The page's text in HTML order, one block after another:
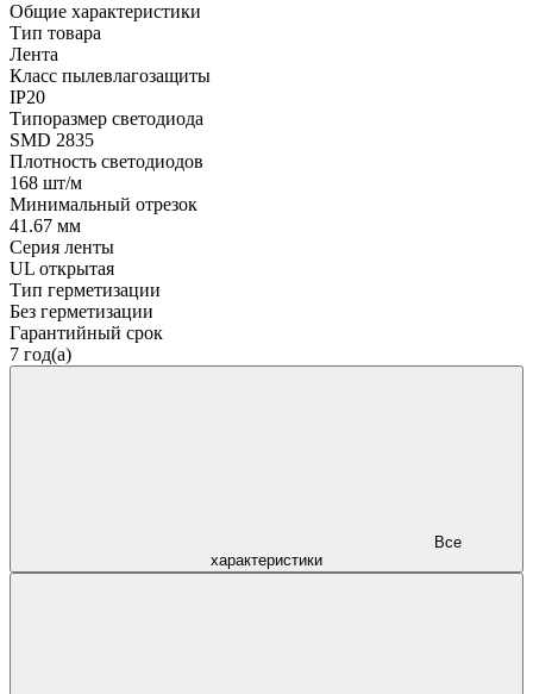
Общие характеристики
Тип товара
Лента
Класс пылевлагозащиты
IP20
Типоразмер светодиода
SMD 2835
Плотность светодиодов
168 шт/м
Минимальный отрезок
41.67 мм
Серия ленты
UL открытая
Тип герметизации
Без герметизации
Гарантийный срок
7 год(а)
характеристики